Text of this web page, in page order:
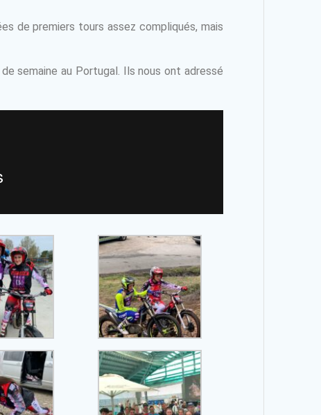
de premiers tours assez compliqués, mais
semaine au Portugal. Ils nous ont adressé